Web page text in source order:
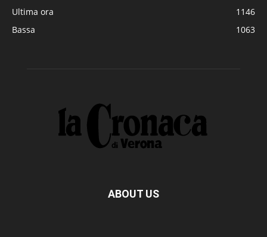
Ultima ora
1146
Bassa
1063
ABOUT US